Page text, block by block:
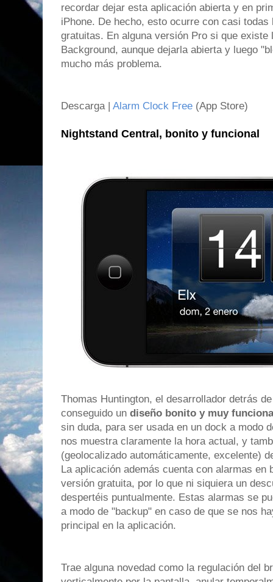
recordar dejar esta aplicación abierta y en
iPhone. De hecho, esto ocurre con casi
gratuitas. En alguna versión Pro si que existe
Background, aunque dejarla abierta y luego
mucho más problema.
Descarga | Alarm Clock Free (App Store)
Nightstand Central, bonito y funcional
Thomas Huntington, el desarrollador detrás
conseguido un diseño bonito y muy
sin duda, para ser usada en un dock a modo
nos muestra claramente la hora actual, y
(geolocalizado automáticamente, excelente)
La aplicación además cuenta con alarmas en
versión gratuita, por lo que ni siquiera un
despertéis puntualmente. Estas alarmas se
a modo de "backup" en caso de que se nos
principal en la aplicación.
Trae alguna novedad como la regulación del